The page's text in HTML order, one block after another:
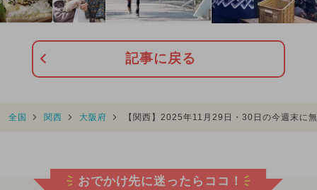
記事に戻る
全国 関西 大阪府 【関西】2025年11月29日・30日の今週末に
おでかけ先に迷ったらココ！